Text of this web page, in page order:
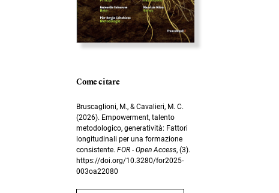
Come citare
Bruscaglioni, M., & Cavalieri, M. C.
(2026). Empowerment, talento
metodologico, generatività: Fattori
longitudinali per una formazione
consistente.FOR - Open Access, (3).
https://doi.org/10.3280/for2025-
003oa22080